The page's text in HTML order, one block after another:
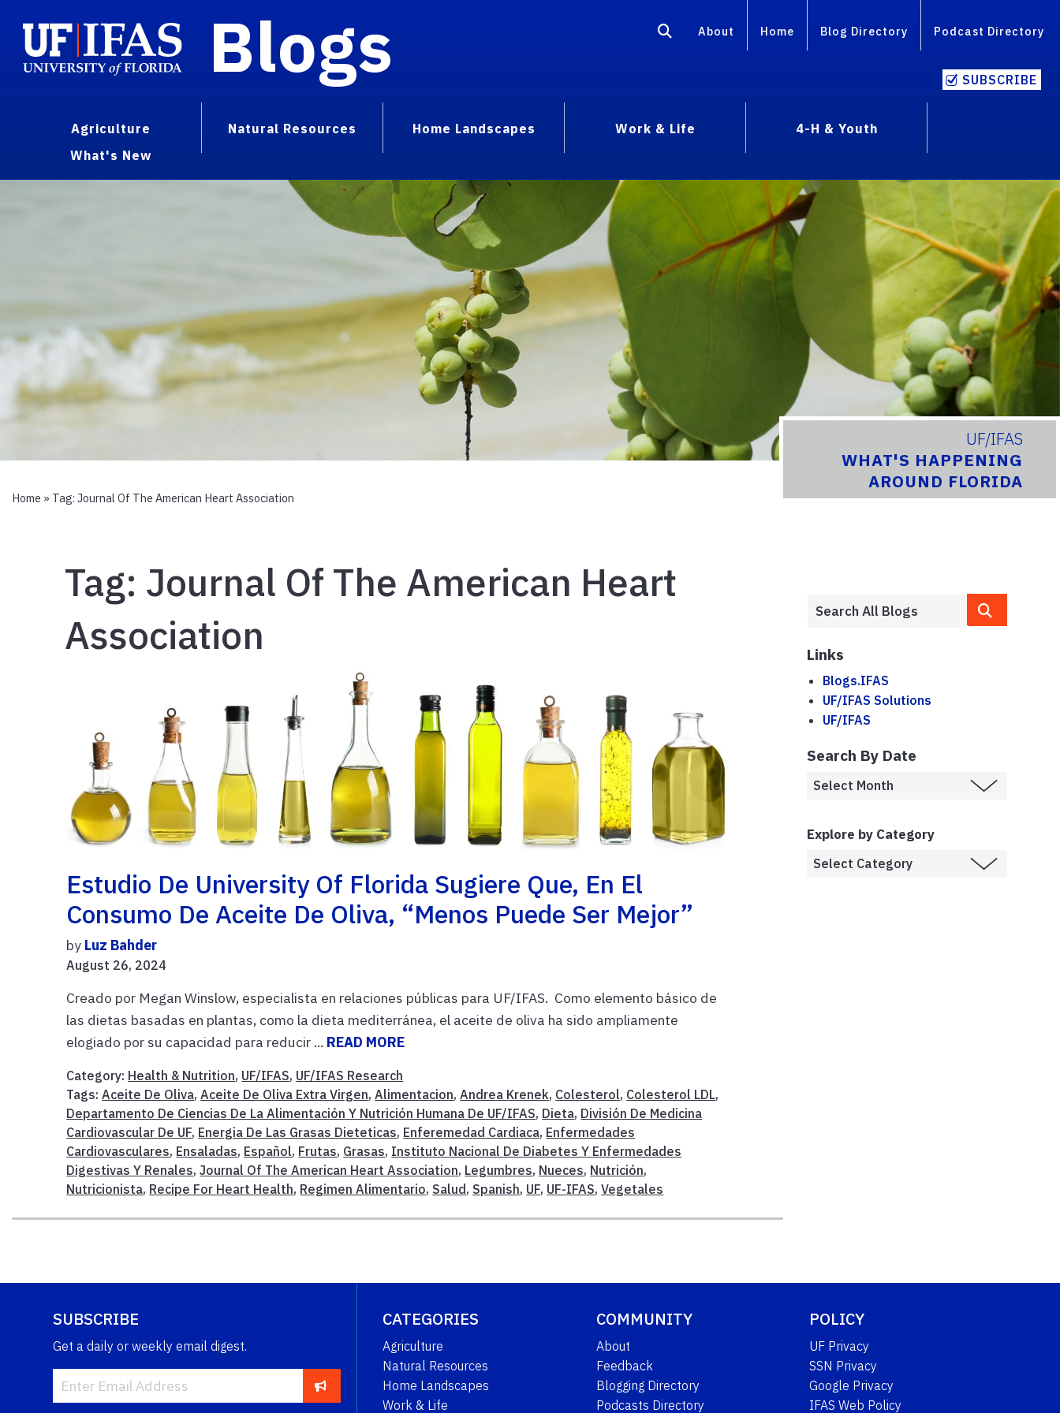
Blogs About Home Blog Directory Podcast Directory
SUBSCRIBE
Agriculture Natural Resources Home Landscapes Work & Life
4-H & Youth
What's New
UF/IFAS
WHAT'S HAPPENING
AROUND FLORIDA
Home » Tag: Journal Of The American Heart Association
Tag: Journal Of The American Heart
Association
Estudio De University Of Florida Sugiere Que, En El
Consumo De Aceite De Oliva, “menos Puede Ser Mejor”
by Luz Bahder
August 26, 2024
Creado por Megan Winslow, especialista en relaciones públicas para UF/IFAS. Como elemento básico de
las dietas basadas en plantas, como la dieta mediterránea, el aceite de oliva ha sido ampliamente
elogiado por su capacidad para reducir ... READ MORE
Category: Health & Nutrition, UF/IFAS, UF/IFAS Research
Tags:Aceite De Oliva,Aceite De Oliva Extra Virgen,Alimentacion,Andrea Krenek, Colesterol, Colesterol LDL,
Departamento De Ciencias De La Alimentación Y Nutrición Humana De UF/IFAS, Dieta, División De Medicina
Cardiovascular De UF, Energia De Las Grasas Dieteticas, Enferemedad Cardiaca, Enfermedades
Cardiovasculares, Ensaladas, Español, Frutas, Grasas, Instituto Nacional De Diabetes Y Enfermedades
Digestivas Y Renales,Journal Of The American Heart Association, Legumbres, Nueces, Nutrición,
Nutricionista, Recipe For Heart Health, Regimen Alimentario, Salud, Spanish, UF, UF-IFAS,Vegetales
Links
Blogs.IFAS
UF/IFAS Solutions
UF/IFAS
Search By Date
Explore by Category
SUBSCRIBE
Get a daily or weekly email digest.
CATEGORIES
Agriculture
Natural Resources
Home Landscapes
Work & Life
COMMUNITY
About
Feedback
Blogging Directory
Podcasts Directory
POLICY
UF Privacy
SSN Privacy
Google Privacy
IFAS Web Policy